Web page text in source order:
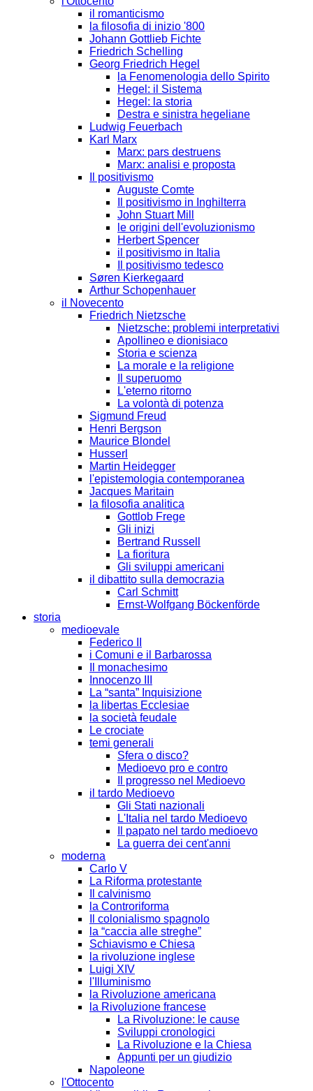
il romanticismo
la filosofia di inizio '800
Johann Gottlieb Fichte
Friedrich Schelling
Georg Friedrich Hegel
la Fenomenologia dello Spirito
Hegel: il Sistema
Hegel: la storia
Destra e sinistra hegeliane
Ludwig Feuerbach
Karl Marx
Marx: pars destruens
Marx: analisi e proposta
Il positivismo
Auguste Comte
Il positivismo in Inghilterra
John Stuart Mill
le origini dell'evoluzionismo
Herbert Spencer
il positivismo in Italia
Il positivismo tedesco
Søren Kierkegaard
Arthur Schopenhauer
il Novecento
Friedrich Nietzsche
Nietzsche: problemi interpretativi
Apollineo e dionisiaco
Storia e scienza
La morale e la religione
Il superuomo
L'eterno ritorno
La volontà di potenza
Sigmund Freud
Henri Bergson
Maurice Blondel
Husserl
Martin Heidegger
l'epistemologia contemporanea
Jacques Maritain
la filosofia analitica
Gottlob Frege
Gli inizi
Bertrand Russell
La fioritura
Gli sviluppi americani
il dibattito sulla democrazia
Carl Schmitt
Ernst-Wolfgang Böckenförde
storia
medioevale
Federico II
i Comuni e il Barbarossa
Il monachesimo
Innocenzo III
La “santa” Inquisizione
la libertas Ecclesiae
la società feudale
Le crociate
temi generali
Sfera o disco?
Medioevo pro e contro
Il progresso nel Medioevo
il tardo Medioevo
Gli Stati nazionali
L'Italia nel tardo Medioevo
Il papato nel tardo medioevo
La guerra dei cent'anni
moderna
Carlo V
La Riforma protestante
Il calvinismo
la Controriforma
Il colonialismo spagnolo
la “caccia alle streghe”
Schiavismo e Chiesa
la rivoluzione inglese
Luigi XIV
l'Illuminismo
la Rivoluzione americana
la Rivoluzione francese
La Rivoluzione: le cause
Sviluppi cronologici
La Rivoluzione e la Chiesa
Appunti per un giudizio
Napoleone
l'Ottocento